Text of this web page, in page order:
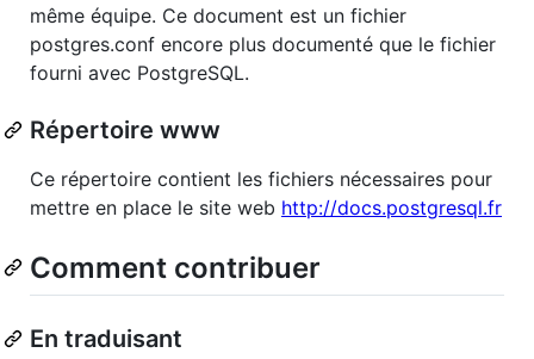
même équipe. Ce document est un fichier
postgres.conf encore plus documenté que le fichier
fourni avec PostgreSQL.
Répertoire www
Ce répertoire contient les fichiers nécessaires pour
mettre en place le site web http://docs.postgresql.fr
Comment contribuer
En traduisant